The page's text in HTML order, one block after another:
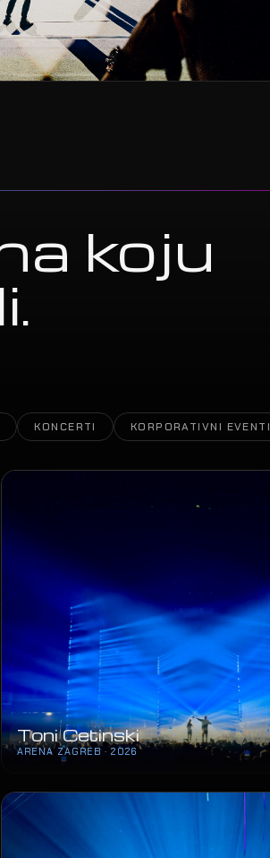
koju
KONCERTI KORPORATIVNI EVENTI
Toni Cetinski
ARENA ZAGREB · 2026